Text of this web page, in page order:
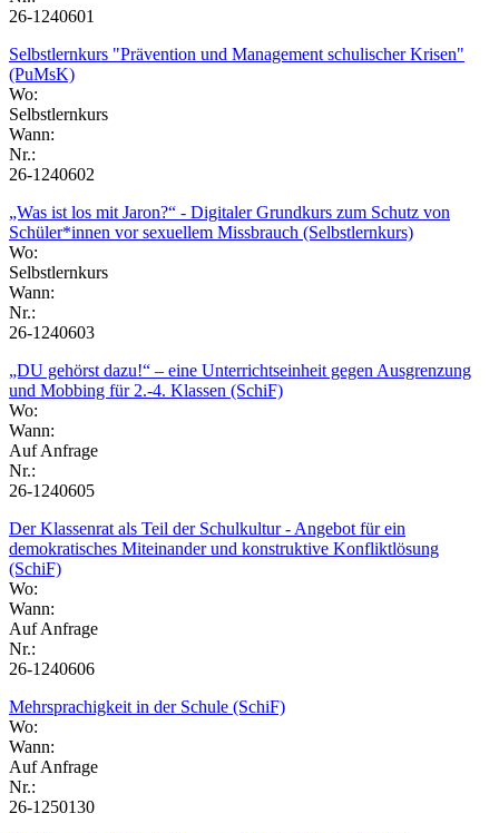
26-1240601
Selbstlernkurs "Prävention und Management schulischer Krisen"
(PuMsK)
Wo:
Selbstlernkurs
Wann:
Nr.:
26-1240602
„Was ist los mit Jaron?“ - Digitaler Grundkurs zum Schutz von
Schüler*innen vor sexuellem Missbrauch (Selbstlernkurs)
Wo:
Selbstlernkurs
Wann:
Nr.:
26-1240603
„DU gehörst dazu!“ – eine Unterrichtseinheit gegen Ausgrenzung
und Mobbing für 2.-4. Klassen (SchiF)
Wo:
Wann:
Auf Anfrage
Nr.:
26-1240605
Der Klassenrat als Teil der Schulkultur - Angebot für ein
demokratisches Miteinander und konstruktive Konfliktlösung
(SchiF)
Wo:
Wann:
Auf Anfrage
Nr.:
26-1240606
Mehrsprachigkeit in der Schule (SchiF)
Wo:
Wann:
Auf Anfrage
Nr.:
26-1250130